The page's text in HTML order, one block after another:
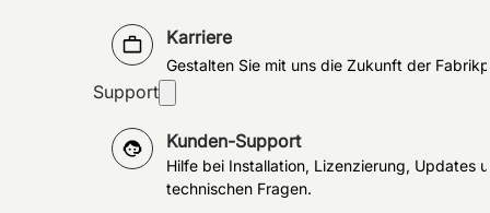
Karriere
Gestalten Sie mit uns die Zukunft der
Support
Kunden-Support
Hilfe bei Installation, Lizenzierung, Updates
technischen Fragen.